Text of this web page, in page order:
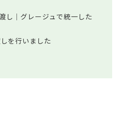
し｜グレージュで統一した
を行いました